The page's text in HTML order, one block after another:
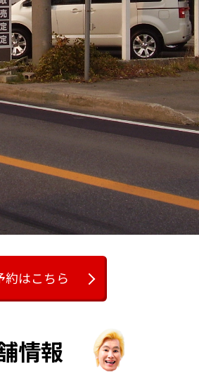
約はこちら
情報